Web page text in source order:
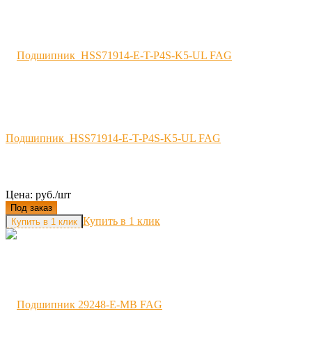
Подшипник HSS71914-E-T-P4S-K5-UL FAG
Цена: руб./шт
Под заказ
Купить в 1 клик